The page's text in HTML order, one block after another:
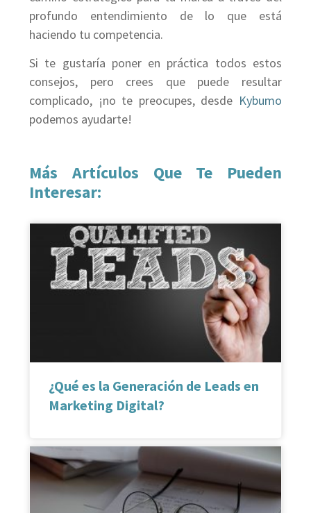
profundo entendimiento de lo que está
haciendo tu competencia.
Si te gustaría poner en práctica todos estos
consejos, pero crees que puede resultar
complicado, ¡no te preocupes, desde Kybumo
podemos ayudarte!
Más Artículos Que Te Pueden
Interesar:
¿Qué es la Generación de Leads en
Marketing Digital?